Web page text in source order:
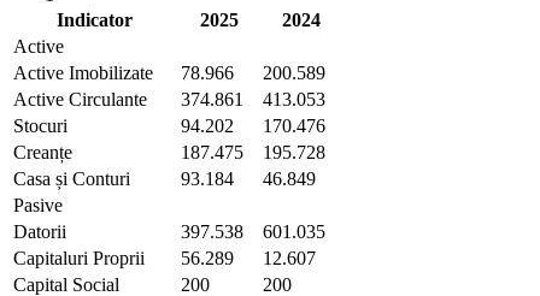
Indicator
2025
2024
Active
Active Imobilizate
78.966
200.589
Active Circulante
374.861
413.053
Stocuri
94.202
170.476
Creanțe
187.475
195.728
Casa și Conturi
93.184
46.849
Pasive
Datorii
397.538
601.035
Capitaluri Proprii
56.289
12.607
Capital Social
200
200